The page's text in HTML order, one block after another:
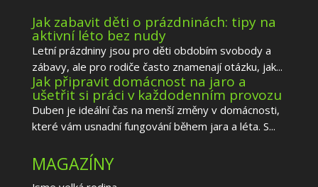
Jak zabavit děti o prázdninách: tipy na
aktivní léto bez nudy
Letní prázdniny jsou pro děti obdobím svobody a
zábavy, ale pro rodiče často znamenají otázku, jak...
Jak připravit domácnost na jaro a
ušetřit si práci v každodenním provozu
Duben je ideální čas na menší změny v domácnosti,
které vám usnadní fungování během jara a léta. S...
MAGAZÍNY